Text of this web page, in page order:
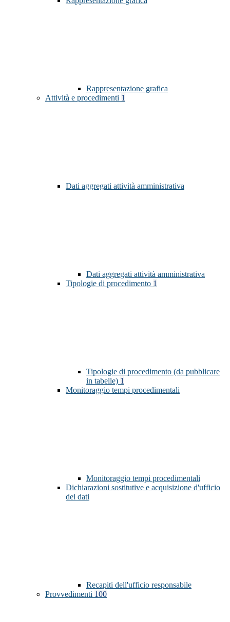
Rappresentazione grafica
Attività e procedimenti 1
Dati aggregati attività amministrativa
Dati aggregati attività amministrativa
Tipologie di procedimento 1
Tipologie di procedimento (da pubblicare
in tabelle) 1
Monitoraggio tempi procedimentali
Monitoraggio tempi procedimentali
Dichiarazioni sostitutive e acquisizione d'ufficio
dei dati
Recapiti dell'ufficio responsabile
Provvedimenti 100